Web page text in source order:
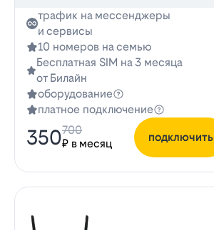
трафик на мессенджеры
и сервисы
10 номеров на семью
Бесплатная SIM на 3 месяца
от Билайн
оборудование
платное подключение
350₽ в месяц
700
подключить